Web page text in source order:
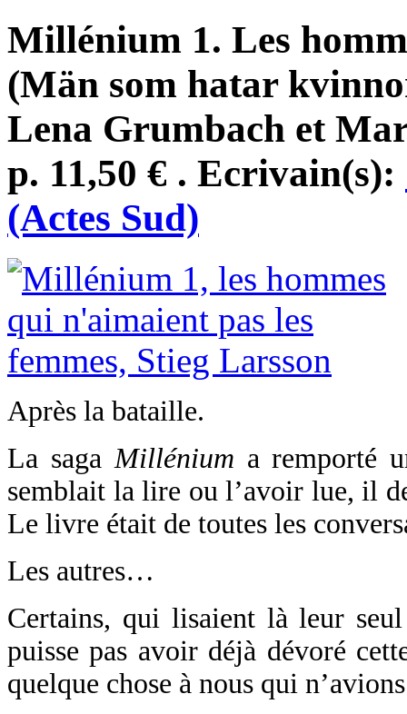
Millénium 1. Les
(Män som hatar
Lena Grumbach et
p. 11,50 € . Ecrivain(s):
(Actes Sud)
Après la bataille.
La sagaMillénium a remporté
semblait la lire ou l’avoir lue, il
Le livre était de toutes les
Les autres…
Certains, qui lisaient là leur
puisse pas avoir déjà dévoré
quelque chose à nous qui